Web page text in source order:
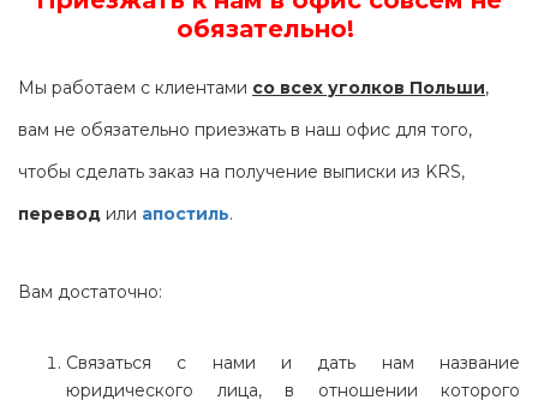
обязательно!
Мы работаем с клиентами со всех уголков Польши,
вам не обязательно приезжать в наш офис для того,
чтобы сделать заказ на получение выписки из KRS,
перевод или апостиль.
Вам достаточно:
Связаться с нами и дать нам название
юридического лица, в отношении которого